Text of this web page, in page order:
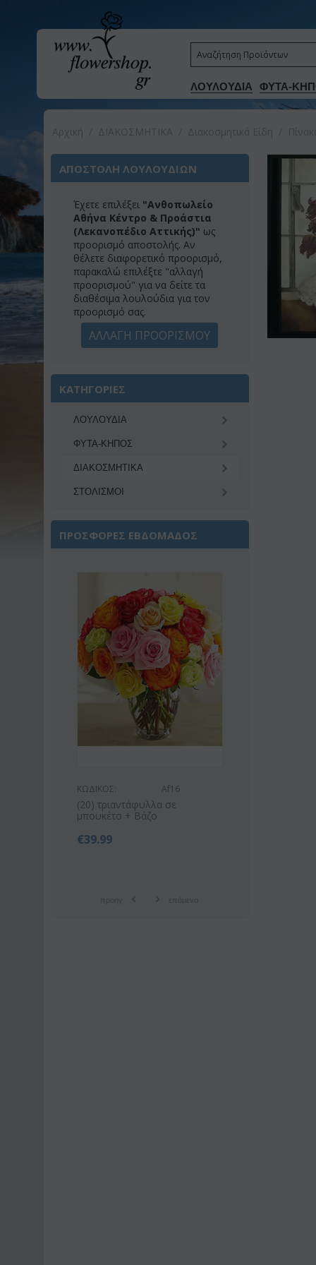
ΛΟΥΛΟΥΔΙΑ ΦΥΤΑ-
ΑΠΟΣΤΟΛΗ ΛΟΥΛΟΥΔΙΩΝ
Έχετε επιλέξει "Ανθοπωλείο
Αθήνα Κέντρο & Προάστια
(Λεκανοπέδιο Αττικής)" ως
προορισμό αποστολής. Αν
θέλετε διαφορετικό προορισμό,
παρακαλώ επιλέξτε "αλλαγή
προορισμού" για να δείτε τα
διαθέσιμα λουλούδια για τον
προορισμό σας.
ΑΛΛΑΓΗ ΠΡΟΟΡΙΣΜΟΥ
ΚΑΤΗΓΟΡΙΕΣ
ΛΟΥΛΟΥΔΙΑ
ΦΥΤΑ-ΚΗΠΟΣ
ΔΙΑΚΟΣΜΗΤΙΚA
ΣΤΟΛΙΣΜΟΙ
ΠΡΟΣΦΟΡΕΣ ΕΒΔΟΜΑΔΟΣ
ΚΩΔΙΚΟΣ: Af16
(20) τριαντάφυλλα σε
μπουκέτο + Βάζο
€39.99